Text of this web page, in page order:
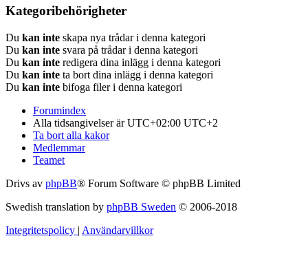
Kategoribehörigheter
Du kan inte skapa nya trådar i denna kategori
Du kan inte svara på trådar i denna kategori
Du kan inte redigera dina inlägg i denna kategori
Du kan inte ta bort dina inlägg i denna kategori
Du kan inte bifoga filer i denna kategori
Forumindex
Alla tidsangivelser är UTC+02:00 UTC+2
Ta bort alla kakor
Medlemmar
Teamet
Drivs av phpBB® Forum Software © phpBB Limited
Swedish translation by phpBB Sweden © 2006-2018
Integritetspolicy | Användarvillkor